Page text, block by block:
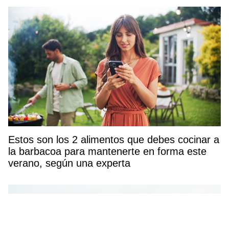
Estos son los 2 alimentos que debes cocinar a
la barbacoa para mantenerte en forma este
verano, según una experta